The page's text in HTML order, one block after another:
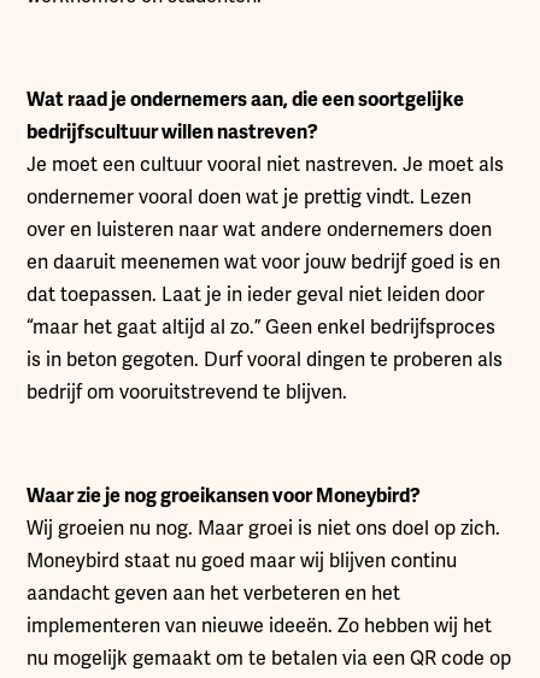
Wat raad je ondernemers aan, die een soortgelijke
bedrijfscultuur willen nastreven?
Je moet een cultuur vooral niet nastreven. Je moet als
ondernemer vooral doen wat je prettig vindt. Lezen
over en luisteren naar wat andere ondernemers doen
en daaruit meenemen wat voor jouw bedrijf goed is en
dat toepassen. Laat je in ieder geval niet leiden door
“maar het gaat altijd al zo.” Geen enkel bedrijfsproces
is in beton gegoten. Durf vooral dingen te proberen als
bedrijf om vooruitstrevend te blijven.
Waar zie je nog groeikansen voor Moneybird?
Wij groeien nu nog. Maar groei is niet ons doel op zich.
Moneybird staat nu goed maar wij blijven continu
aandacht geven aan het verbeteren en het
implementeren van nieuwe ideeën. Zo hebben wij het
nu mogelijk gemaakt om te betalen via een QR code op